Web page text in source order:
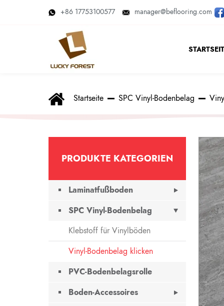
+86 17753100577 manager@beflooring.com
Startseite SPC Vinyl-Bodenbelag
PRODUKTE KATEGORIEN
Laminatfußboden
SPC Vinyl-Bodenbelag
Klebstoff für Vinylböden
Vinyl-Bodenbelag klicken
PVC-Bodenbelagsrolle
Boden-Accessoires